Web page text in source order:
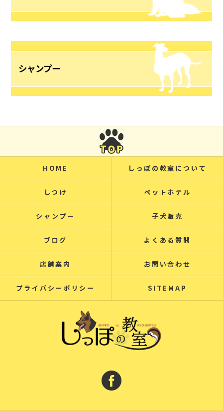
シャンプー
HOME しっぽの教室について
しつけ ペットホテル
シャンプー 子犬販売
ブログ よくある質問
店舗案内 お問い合わせ
プライバシーポリシー SITEMAP